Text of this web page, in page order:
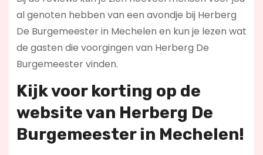
al genoten hebben van een avondje bij Herberg
De Burgemeester in Mechelen en kun je lezen wat
de gasten die voorgingen van Herberg De
Burgemeester vinden.
Kijk voor korting op de
website van Herberg De
Burgemeester in Mechelen!